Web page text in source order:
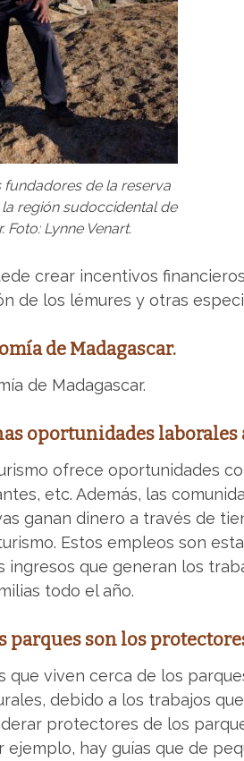
de la reserva
región sudoccidental de
Foto: Lynne Venart.
crear incentivos
de los lémures y otras
de Madagascar.
de Madagascar.
oportunidades laborales
ofrece oportunidades
etc. Además, las
ganan dinero a través de
Estos empleos son
ingresos que generan los
todo el año.
parques son los
que viven cerca de los
debido a los trabajos
protectores de los
ejemplo, hay guías que de